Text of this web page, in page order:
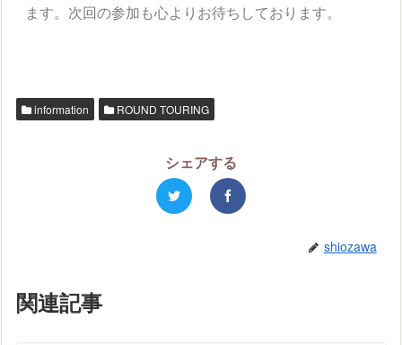
ます。次回の参加も心よりお待ちしております。
information ROUND TOURING
シェアする
shiozawa
関連記事